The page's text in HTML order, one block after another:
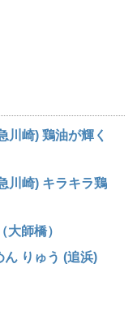
川崎) 鶏油が輝く
川崎) キラキラ鶏
師橋）
りゅう (追浜)